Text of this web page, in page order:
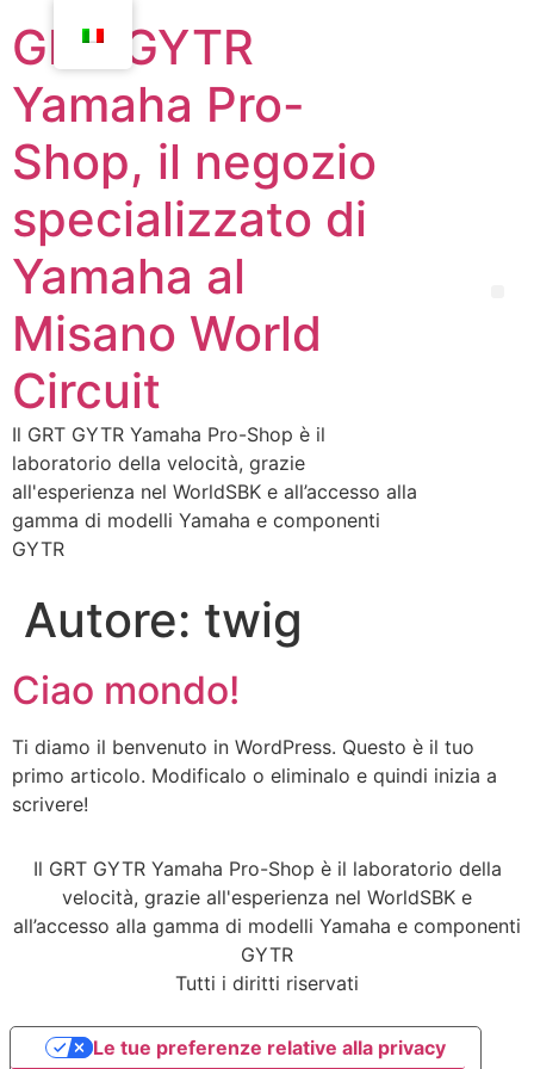
GRT GYTR
Yamaha Pro-
Shop, il negozio
specializzato di
Yamaha al
Misano World
Circuit
Il GRT GYTR Yamaha Pro-Shop è il
laboratorio della velocità, grazie
all'esperienza nel WorldSBK e all’accesso alla
gamma di modelli Yamaha e componenti
GYTR
Autore: twig
Ciao mondo!
Ti diamo il benvenuto in WordPress. Questo è il tuo
primo articolo. Modificalo o eliminalo e quindi inizia a
scrivere!
Il GRT GYTR Yamaha Pro-Shop è il laboratorio della
velocità, grazie all'esperienza nel WorldSBK e
all’accesso alla gamma di modelli Yamaha e componenti
GYTR
Tutti i diritti riservati
Le tue preferenze relative alla privacy